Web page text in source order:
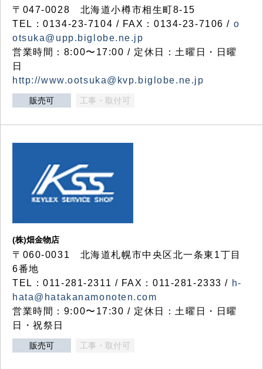
〒047-0028 北海道小樽市相生町8-15
TEL：0134-23-7104 / FAX：0134-23-7106 / o
otsuka@upp.biglobe.ne.jp
営業時間：8:00〜17:00 / 定休日：土曜日・日曜
日
http://www.ootsuka@kvp.biglobe.ne.jp
販売可 工事・取付可
(株)畑金物店
〒060-0031 北海道札幌市中央区北一条東1丁目
6番地
TEL：011-281-2311 / FAX：011-281-2333 / h-
hata@hatakanamonoten.com
営業時間：9:00〜17:30 / 定休日：土曜日・日曜
日・祝祭日
販売可 工事・取付可